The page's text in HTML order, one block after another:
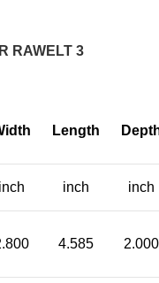
RAWELT 3
Length
inch inch inch
4.585 2.000